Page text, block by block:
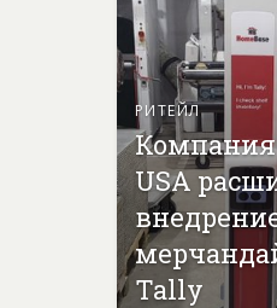
РИТЕЙЛ
Компания
USA
Tally